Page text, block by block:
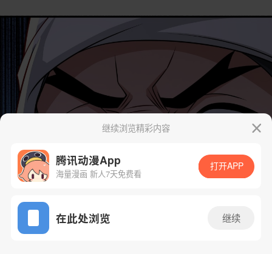
App免费看
继续浏览精彩内容
腾讯动漫App
海量漫画 新人7天免费看
打开APP
在此处浏览 继续